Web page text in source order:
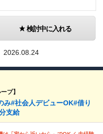
検討中に入れる
2026.08.24
プ】
み#社会人デビューOK#借り
支給